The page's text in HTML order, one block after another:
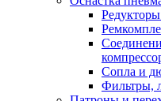
Сопла и
Фильтры,